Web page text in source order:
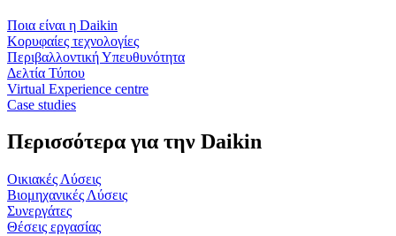
Ποια είναι η Daikin
Κορυφαίες τεχνολογίες
Περιβαλλοντική Υπευθυνότητα
Δελτία Τύπου
Virtual Experience centre
Case studies
Περισσότερα για την Daikin
Οικιακές Λύσεις
Βιομηχανικές Λύσεις
Συνεργάτες
Θέσεις εργασίας